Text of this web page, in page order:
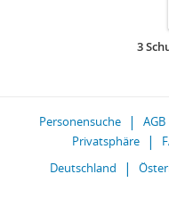
3
Personensuche AGB
Privatsphäre
Deutschland